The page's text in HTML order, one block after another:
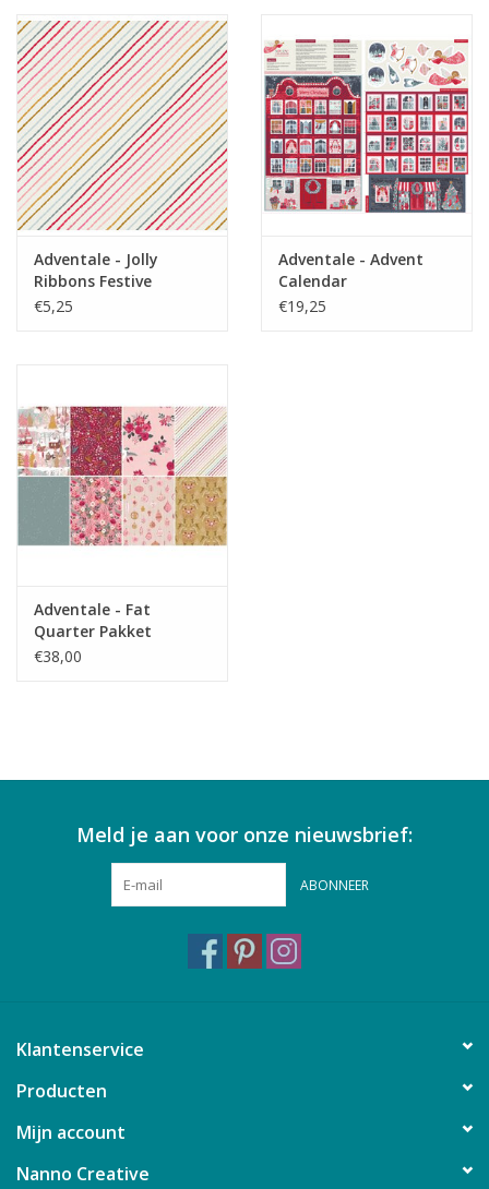
Adventale - Jolly
Ribbons Festive
€5,25
Adventale - Advent
Calendar
€19,25
Adventale - Fat
Quarter Pakket
€38,00
Meld je aan voor onze nieuwsbrief:
ABONNEER
Klantenservice
Producten
Mijn account
Nanno Creative